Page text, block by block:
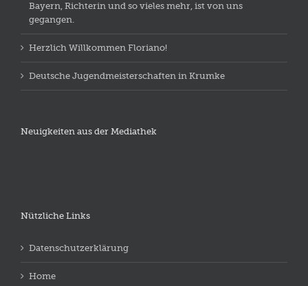
Bayern, Richterin und so vieles mehr, ist von uns
gegangen.
Herzlich Willkommen Floriano!
Deutsche Jugendmeisterschaften in Krumke
Neuigkeiten aus der Mediathek
Nützliche Links
Datenschutzerklärung
Home